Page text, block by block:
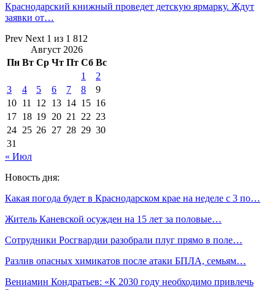
Краснодарский книжный проведет детскую ярмарку. Ждут
заявки от…
Prev Next 1 из 1 812
Август 2026
Пн Вт Ср Чт Пт Сб Вс
1
2
3
4 5 6 7 8
9
10 11 12 13 14 15 16
17 18 19 20 21 22 23
24 25 26 27 28 29 30
31
« Июл
Новость дня:
Какая погода будет в Краснодарском крае на неделе с 3 по…
Житель Каневской осужден на 15 лет за половые…
Сотрудники Росгвардии разобрали плуг прямо в поле…
Разлив опасных химикатов после атаки БПЛА, семьям…
Вениамин Кондратьев: «К 2030 году необходимо привлечь